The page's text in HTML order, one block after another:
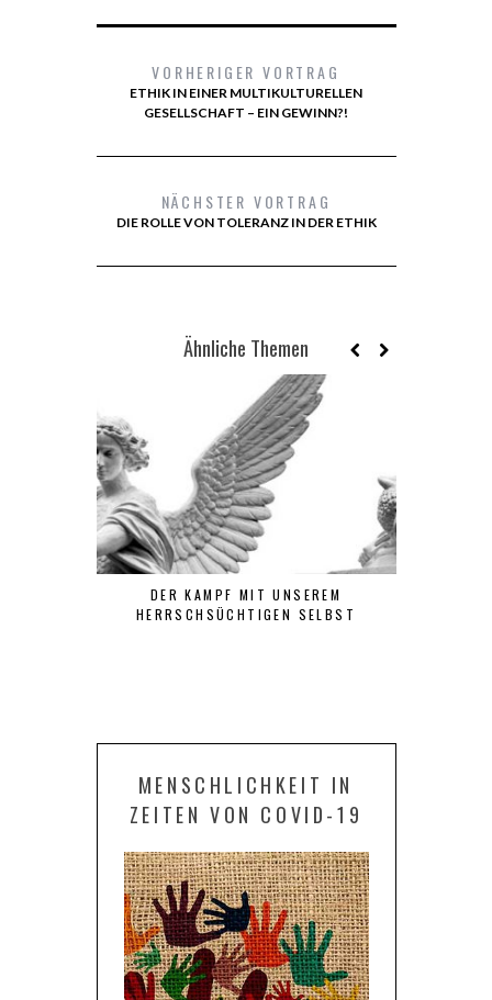
VORHERIGER VORTRAG
ETHIK IN EINER MULTIKULTURELLEN
GESELLSCHAFT – EIN GEWINN?!
NÄCHSTER VORTRAG
DIE ROLLE VON TOLERANZ IN DER ETHIK
Ähnliche Themen
DER KAMPF MIT UNSEREM
HERRSCHSÜCHTIGEN SELBST
MENSCHLICHKEIT IN
ZEITEN VON COVID-19